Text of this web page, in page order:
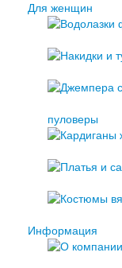
Для женщин
пуловеры
Информация